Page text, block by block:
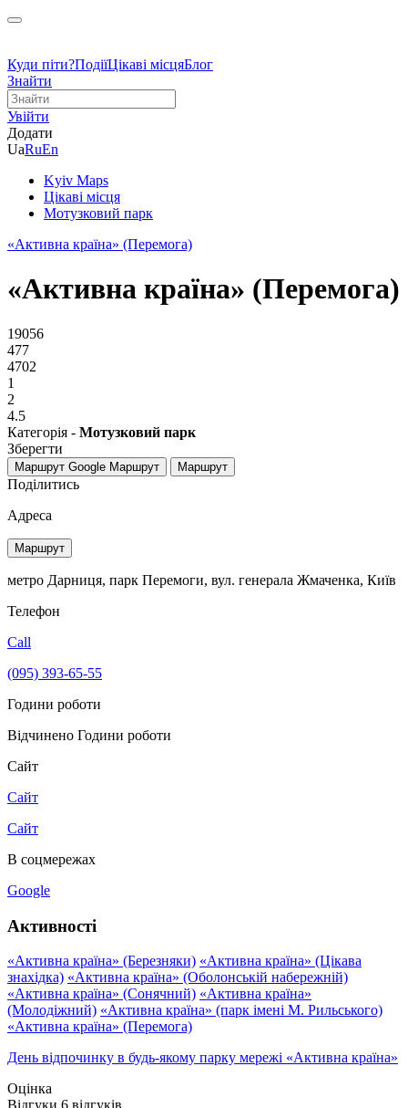
Куди піти?ПодіїЦікаві місцяБлог
Знайти
Увійти
Додати
UaRuEn
Kyiv Maps
Цікаві місця
Мотузковий парк
«Активна країна» (Перемога)
«Активна країна» (Перемога)
19056
477
4702
1
2
4.5
Категорія - Мотузковий парк
Зберегти
Маршрут Google Маршрут Маршрут
Поділитись
Адреса
Маршрут
метро Дарниця, парк Перемоги, вул. генерала Жмаченка, Київ
Телефон
Call
(095) 393-65-55
Години роботи
Відчинено Години роботи
Сайт
Сайт
Сайт
В соцмережах
Google
Активності
«Активна країна» (Березняки) «Активна країна» (Цікава
знахідка) «Активна країна» (Оболонській набережній)
«Активна країна» (Сонячний) «Активна країна»
(Молодіжний) «Активна країна» (парк імені М. Рильського)
«Активна країна» (Перемога)
День відпочинку в будь-якому парку мережі «Активна країна»
Оцінка